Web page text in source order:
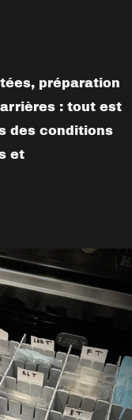
préparation
: tout est
des conditions
et